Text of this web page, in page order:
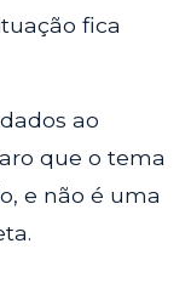
fica
ao
que o tema
e não é uma